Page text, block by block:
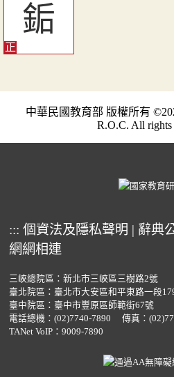
銗
中華民國教育部 版權所有
R.O.C. All rights
::: 個資法及隱私聲明 | 辭典
網網相連
三峽總院區：新北市三峽區三樹路2號
臺北院區：臺北市大安區和平東路一段
臺中院區：臺中市豐原區師範街67號
電話總機： (02)7740-7890
傳真：
TANet VoIP：9009-7890